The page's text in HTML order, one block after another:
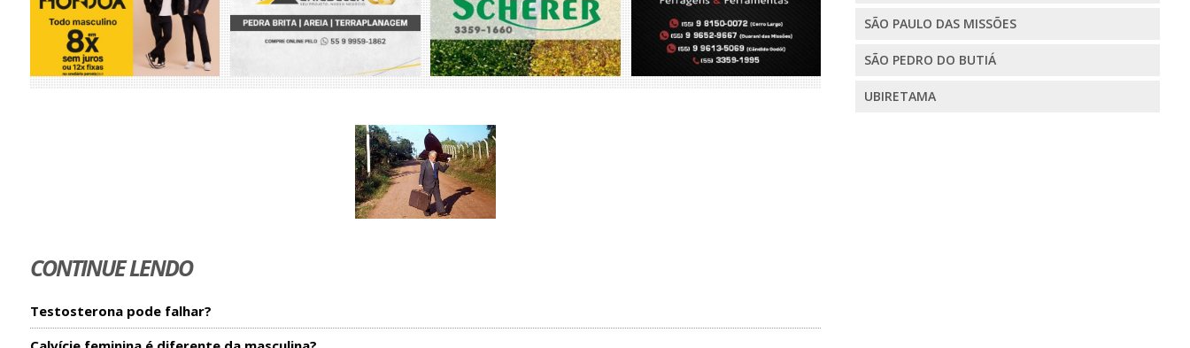
CONTINUE LENDO
Testosterona pode falhar?
SÃO PAULO DAS MISSÕES
SÃO PEDRO DO BUTIÁ
UBIRETAMA